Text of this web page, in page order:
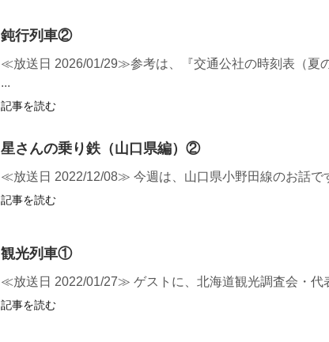
鈍行列車②
≪放送日 2026/01/29≫参考は、『交通公社の時刻表（夏
...
記事を読む
星さんの乗り鉄（山口県編）②
≪放送日 2022/12/08≫ 今週は、山口県小野田線のお話で
記事を読む
観光列車①
≪放送日 2022/01/27≫ ゲストに、北海道観光調査会・
記事を読む